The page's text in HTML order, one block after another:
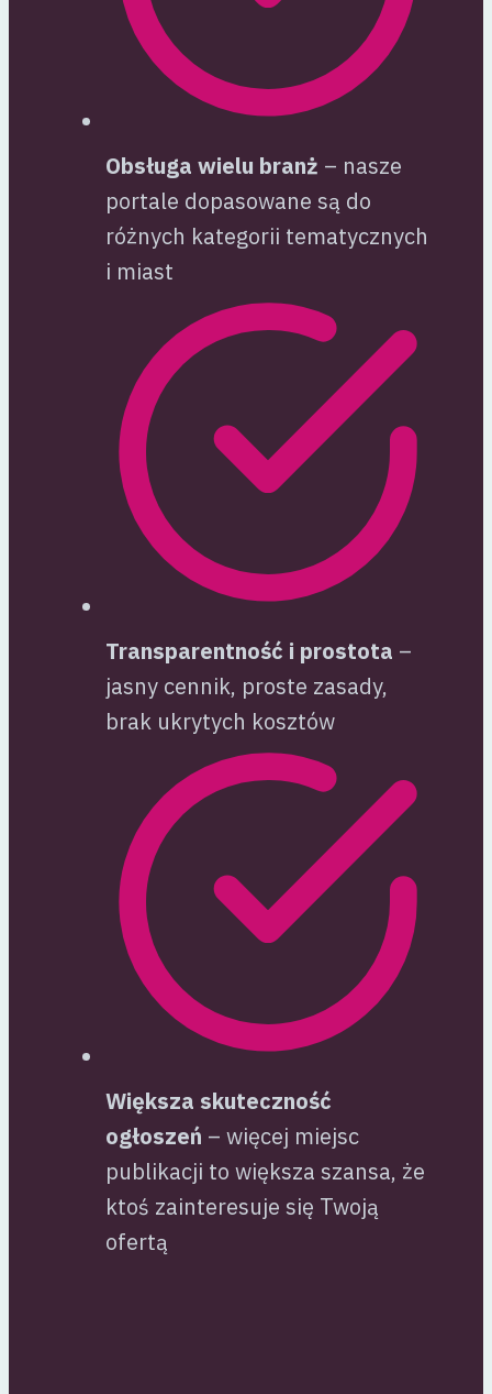
Obsługa wielu branż – nasze
portale dopasowane są do
różnych kategorii tematycznych
i miast
Transparentność i prostota –
jasny cennik, proste zasady,
brak ukrytych kosztów
Większa skuteczność
ogłoszeń – więcej miejsc
publikacji to większa szansa, że
ktoś zainteresuje się Twoją
ofertą